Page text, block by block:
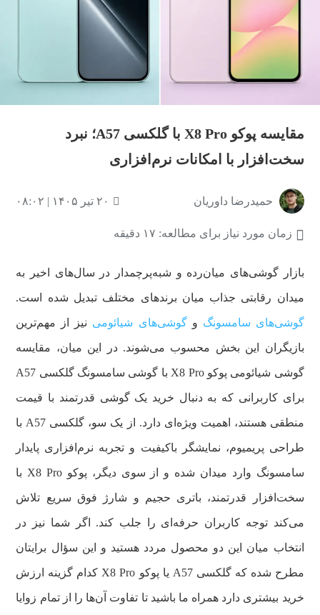
مقایسه پوکو X8 Pro با گلکسی A57؛ نبرد
سخت‌افزار با امکانات نرم‌افزاری
حمیدرضا داوریان ۲۰ تیر ۱۴۰۵ | ۰۸:۰۲
زمان مورد نیاز برای مطالعه: ۱۷ دقیقه
بازار گوشی‌های میان‌رده و شبه‌پرچمدار در سال‌های اخیر به
میدان رقابتی جذاب میان برندهای مختلف تبدیل شده است.
گوشی‌های سامسونگ وگوشی‌های شیائومی نیز از مهم‌ترین
بازیگران این بخش محسوب می‌شوند. در این میان، مقایسه
گوشی شیائومی پوکو X8 Pro با گوشی سامسونگ گلکسی A57
برای کاربرانی که به دنبال خرید یک گوشی قدرتمند با قیمت
منطقی هستند، اهمیت ویژه‌ای دارد. از یک سو، گلکسی A57 با
طراحی پریمیوم، نمایشگر باکیفیت و تجربه نرم‌افزاری پایدار
سامسونگ وارد میدان شده و از سوی دیگر، پوکو X8 Pro با
سخت‌افزار قدرتمند، باتری حجیم و شارژ فوق سریع تلاش
می‌کند توجه کاربران حرفه‌ای را جلب کند. اگر شما نیز در
انتخاب میان این دو محصول مردد هستید و این سؤال برایتان
مطرح شده که گلکسی A57 یا پوکو X8 Pro کدام گزینه ارزش
خرید بیشتری دارد همراه ما باشید تا تفاوت آن‌ها را از تمام زوایا